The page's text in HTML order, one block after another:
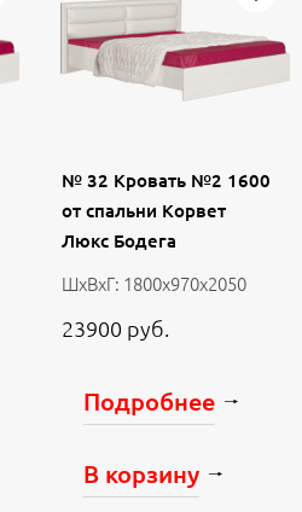
№ 32 Кровать №2 1600
от спальни Корвет
Люкс Бодега
ШхВхГ: 1800х970х2050
23900 руб.
Подробнее
В корзину